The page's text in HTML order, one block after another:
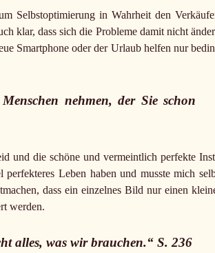
Selbstoptimierung in Wahrheit den
klar, dass sich die Probleme damit nicht
Smartphone oder der Urlaub helfen nur
nehmen, der Sie schon
und die schöne und vermeintlich perfekte
Leben haben und musste mich
dass ein einzelnes Bild nur einen
werden.
alles, was wir brauchen.“ S. 236